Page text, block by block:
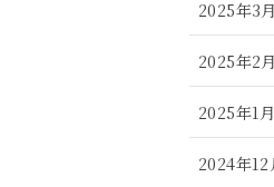
2025年3月
2025年2月
2025年1月
2024年12